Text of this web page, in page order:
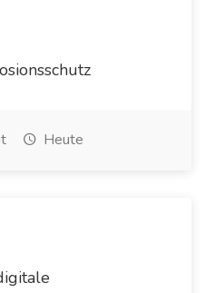
Heute